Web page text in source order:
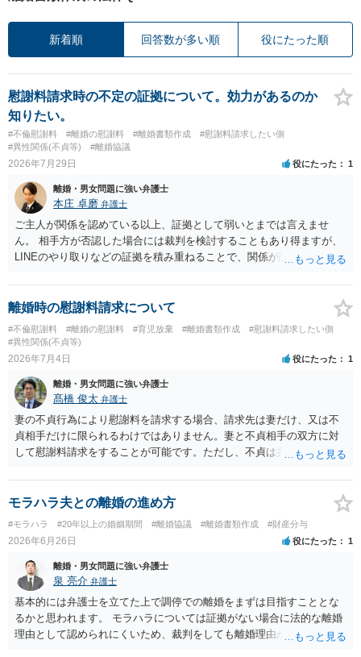
新着順 回答数が多い順 役にたった順
慰謝料請求時の不定の証拠について。効力があるのか
知りたい。
#不倫慰謝料 #離婚の慰謝料 #離婚書類作成
#慰謝料請求したい側
#異性関係(不貞等)
#離婚協議
2026年7月29日 役にたった 1
離婚・男女問題に強い弁護士
本庄 卓磨 弁護士
ご主人が関係を認めている以上、証拠として弱いとまでは言えませ
ん。 相手方が否認した場合には裁判を検討することもあり得ますが、
LINEのやり取りなどの証拠を積み重ねることで、関係が認定される余
個別の事情によりますので、お早めに弁護士に相談されることをおす
すめします。
離婚時の慰謝料請求について
#不倫慰謝料 #離婚の慰謝料 #育児放棄 #離婚書類作成
#慰謝料請求したい側
#異性関係(不貞等)
2026年7月4日 役にたった 1
離婚・男女問題に強い弁護士
髙橋 俊太 弁護士
妻の不貞行為により慰謝料を請求する場合、請求先は妻だけ、又は不
貞相手だけに限られるわけではありません。妻と不貞相手の双方に対
して慰謝料請求をすることが可能です。ただし、不貞は共同不法行為
から請求できない」というより、「双方に請求はできるが、同じ損害
について二重に回収することはできない」という理解が正確です。
モラハラ夫との離婚の進め方
#モラハラ #20年以上の婚姻期間 #離婚協議 #離婚書類作成 #財産分与
2026年6月26日 役にたった 1
離婚・男女問題に強い弁護士
泉 亮介 弁護士
基本的には弁護士を立てた上で調停での離婚をまずは目指すこととな
るかと思われます。 モラハラについては証拠がない場合に法的な離婚
理由として認められにくいため、裁判をしても離婚理由が認められな